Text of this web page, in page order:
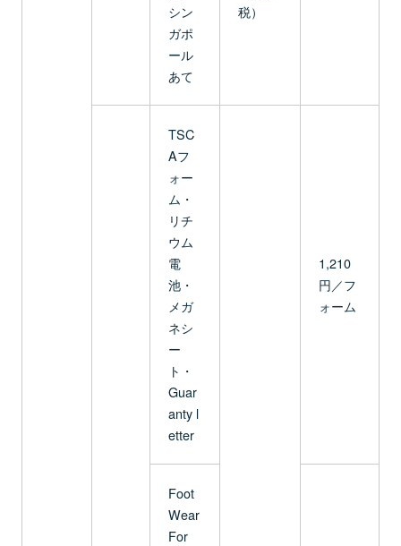
シン
ガポ
ール
あて
税）
TSC
Aフ
ォー
ム・
リチ
ウム
電
池・
メガ
ネシ
ー
ト・
Guar
anty l
etter
1,210
円／フ
ォーム
Foot
Wear
For